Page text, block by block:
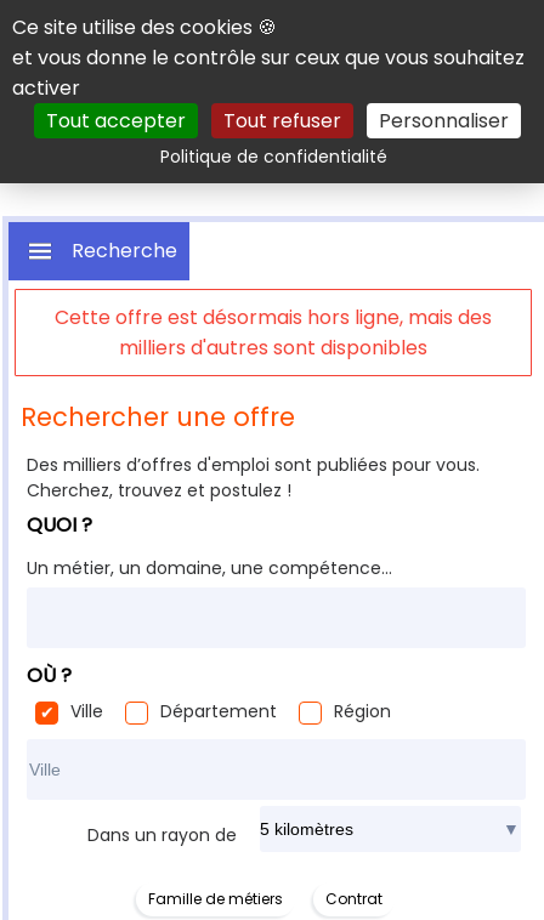
Panneau de gestion des cookies
Ce site utilise des cookies 🍪
et vous donne le contrôle sur ceux que vous souhaitez
activer
Tout accepter
Tout refuser Personnaliser
Politique de confidentialitéRechercher
Cette offre est désormais hors ligne, mais des
milliers d'autres sont disponibles
Recherche
Rechercher une offre
Des milliers d’offres d'emploi sont publiées pour vous.
Cherchez, trouvez et postulez !
QUOI ?
Un métier, un domaine, une compétence...
OÙ ?
Ville Département
Région
Dans un rayon de
Famille de métiers Contrat